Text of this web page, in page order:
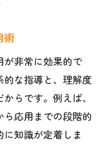
術
が非常に効果的で
な指導と、理解度
らです。例えば、
応用までの段階的
知識が定着しま